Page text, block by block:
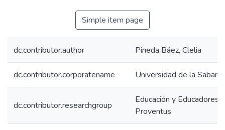
Simple item page
dc.contributor.author Pineda Báez, Clelia
dc.contributor.corporatename Universidad de la
dc.contributor.researchgroup
Educación y Educadores
Proventus